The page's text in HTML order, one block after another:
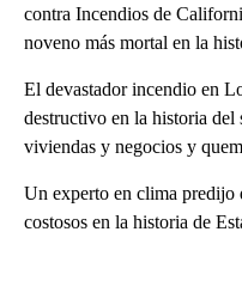
contra Incendios de
noveno más mortal en la
El devastador incendio en
destructivo en la historia
viviendas y negocios y
Un experto en clima predijo
costosos en la historia de